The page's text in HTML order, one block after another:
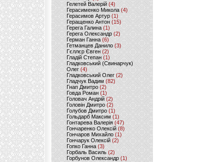
Гелетей Валерій (4)
Герасименко Микола (4)
Герасимов Артур (1)
Геращенко Антон(15)
Герега Галина (1)
Герега Олександр (2)
Герман Ганна (6)
Гетманцев Данило (3)
Гєллєр Євген (2)
Гладій Степан(1)
Гладковський (Свинарчук)
Олег (4)
Гладковський Олег (2)
Гладчук Вадим (82)
Гнап Дмитро (2)
Говда Роман(1)
Головач Андрій (2)
Головін Дмитро (2)
Голубов Дмитро (1)
Гольдарб Максим(1)
Гонтарева Валерія (47)
Гончаренко Олексій(8)
Гончаров Михайло (1)
Гончарук Олексій (2)
Гопко Ганна (3)
Горбаль Василь (2)
Горбунов Олександр (1)